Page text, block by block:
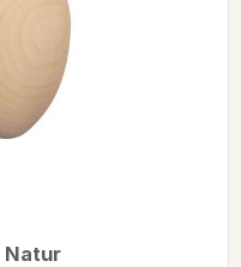
Natur